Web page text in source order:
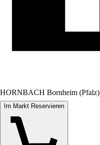
HORNBACH Bornheim (Pfalz)
Im Markt Reservieren